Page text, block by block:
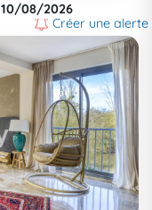
10/08/2026
Créer une alerte